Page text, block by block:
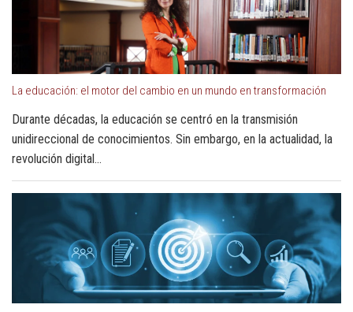
La educación: el motor del cambio en un mundo en transformación
Durante décadas, la educación se centró en la transmisión
unidireccional de conocimientos. Sin embargo, en la actualidad, la
revolución digital...